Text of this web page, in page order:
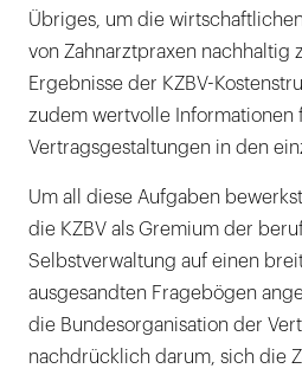
Übriges, um die
von Zahnarztpraxen nachhaltig
Ergebnisse der KZBV-
zudem wertvolle Informationen
Vertragsgestaltungen in den
Um all diese Aufgaben
die KZBV als Gremium der
Selbstverwaltung auf einen
ausgesandten Fragebögen
die Bundesorganisation der
nachdrücklich darum, sich die